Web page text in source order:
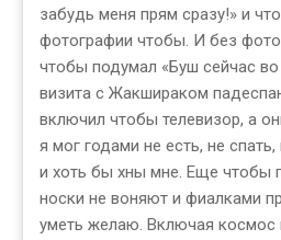
забудь меня прям сразу!» и
фотографии чтобы. И без
чтобы подумал «Буш сейчас
визита с Жакшираком
включил чтобы телевизор, а
я мог годами не есть, не
и хоть бы хны мне. Еще чтобы
носки не воняют и фиалками
уметь желаю. Включая космос